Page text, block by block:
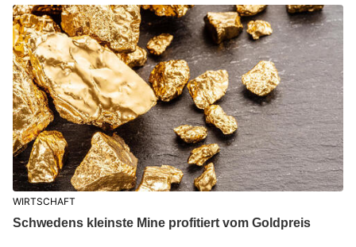
WIRTSCHAFT
Schwedens kleinste Mine profitiert vom Goldpreis